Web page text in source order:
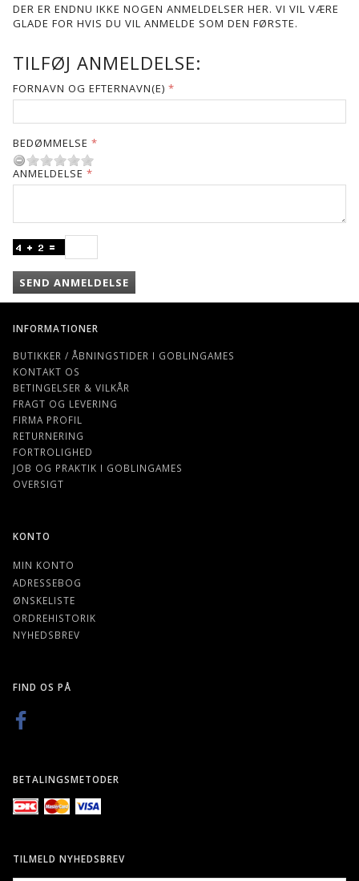
DER ER ENDNU IKKE NOGEN ANMELDELSER HER. VI VIL VÆRE
GLADE FOR HVIS DU VIL ANMELDE SOM DEN FØRSTE.
TILFØJ ANMELDELSE:
FORNAVN OG EFTERNAVN(E)
BEDØMMELSE
ANMELDELSE
SEND ANMELDELSE
INFORMATIONER
BUTIKKER / ÅBNINGSTIDER I GOBLINGAMES
KONTAKT OS
BETINGELSER & VILKÅR
FRAGT OG LEVERING
FIRMA PROFIL
RETURNERING
FORTROLIGHED
JOB OG PRAKTIK I GOBLINGAMES
OVERSIGT
KONTO
MIN KONTO
ADRESSEBOG
ØNSKELISTE
ORDREHISTORIK
NYHEDSBREV
FIND OS PÅ
BETALINGSMETODER
TILMELD NYHEDSBREV